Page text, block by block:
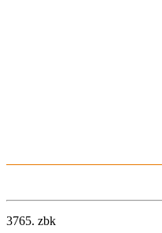
3765. zbk